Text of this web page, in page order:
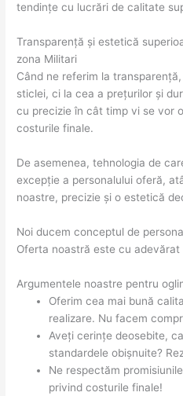
tendințe cu lucrări de calitate
Transparență și estetică
zona Militari
Când ne referim la
sticlei, ci la cea a prețurilor și
cu precizie în cât timp vi se vor
costurile finale.
De asemenea, tehnologia de
excepție a personalului oferă,
noastre, precizie și o estetică
Noi ducem conceptul de
Oferta noastră este cu
Argumentele noastre pentru
Oferim cea mai bună
realizare. Nu facem
Aveți cerințe deosebite,
standardele obișnuite?
Ne respectăm
privind costurile finale!